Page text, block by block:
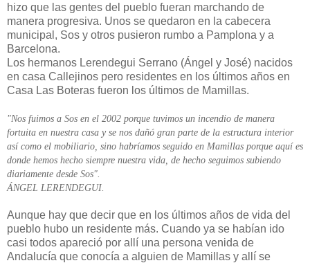
hizo que las gentes del pueblo fueran marchando de
manera progresiva. Unos se quedaron en la cabecera
municipal, Sos y otros pusieron rumbo a Pamplona y a
Barcelona.
Los hermanos Lerendegui Serrano (Ángel y José) nacidos
en casa Callejinos pero residentes en los últimos años en
Casa Las Boteras fueron los últimos de Mamillas.
"Nos fuimos a Sos en el 2002 porque tuvimos un incendio de manera
fortuita en nuestra casa y se nos dañó gran parte de la estructura interior
así como el mobiliario, sino habríamos seguido en Mamillas porque aquí es
donde hemos hecho siempre nuestra vida, de hecho seguimos subiendo
diariamente desde Sos".
ÁNGEL LERENDEGUI.
Aunque hay que decir que en los últimos años de vida del
pueblo hubo un residente más. Cuando ya se habían ido
casi todos apareció por allí una persona venida de
Andalucía que conocía a alguien de Mamillas y allí se